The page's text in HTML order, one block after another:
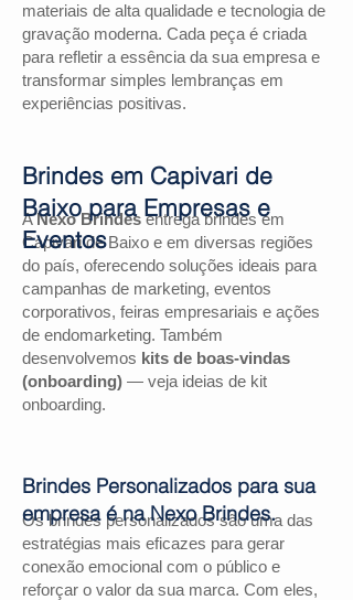
materiais de alta qualidade e tecnologia de
gravação moderna. Cada peça é criada
para refletir a essência da sua empresa e
transformar simples lembranças em
experiências positivas.
ANexo Brindesentrega brindes em
Capivari de Baixo e em diversas regiões
do país, oferecendo soluções ideais para
campanhas de marketing, eventos
corporativos, feiras empresariais e ações
de endomarketing. Também
desenvolvemos kits de boas-vindas
(onboarding) — veja ideias de kit
onboarding.
Os brindes personalizados são uma das
estratégias mais eficazes para gerar
conexão emocional com o público e
reforçar o valor da sua marca. Com eles,
Brindes em Capivari de
Baixo para Empresas e
Eventos
Brindes Personalizados para sua
empresa é na Nexo Brindes.